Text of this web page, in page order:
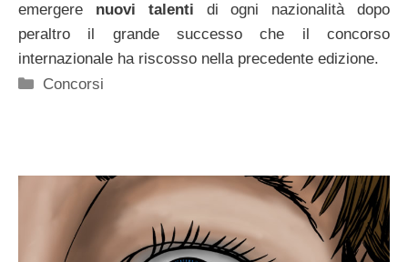
emergere nuovi talenti di ogni nazionalità dopo
peraltro il grande successo che il concorso
internazionale ha riscosso nella precedente edizione.
Categorie
Concorsi